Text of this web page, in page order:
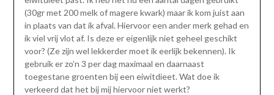
(30gr met 200 melk of magere kwark) maar ik kom juist aan
in plaats van dat ik afval. Hiervoor een ander merk gehad en
ik viel vrij vlot af. Is deze er eigenlijk niet geheel geschikt
voor? (Ze zijn wel lekkerder moet ik eerlijk bekennen). Ik
gebruik er zo’n 3 per dag maximaal en daarnaast
toegestane groenten bij een eiwitdieet. Wat doe ik
verkeerd dat het bij mij hiervoor niet werkt?